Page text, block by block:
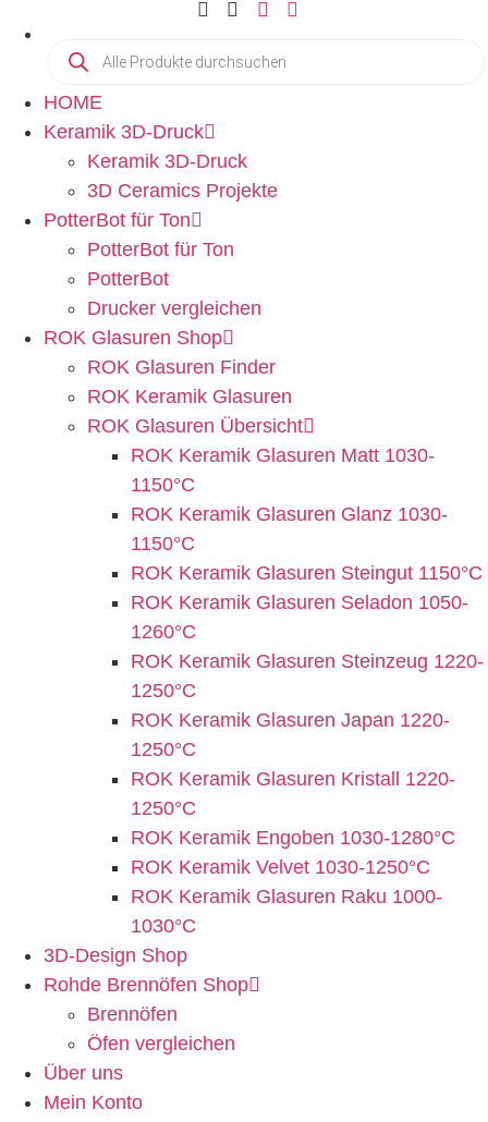
HOME
Keramik 3D-Druck
Keramik 3D-Druck
3D Ceramics Projekte
PotterBot für Ton
PotterBot für Ton
PotterBot
Drucker vergleichen
ROK Glasuren Shop
ROK Glasuren Finder
ROK Keramik Glasuren
ROK Glasuren Übersicht
ROK Keramik Glasuren Matt 1030-
1150°C
ROK Keramik Glasuren Glanz 1030-
1150°C
ROK Keramik Glasuren Steingut 1150°C
ROK Keramik Glasuren Seladon 1050-
1260°C
ROK Keramik Glasuren Steinzeug 1220-
1250°C
ROK Keramik Glasuren Japan 1220-
1250°C
ROK Keramik Glasuren Kristall 1220-
1250°C
ROK Keramik Engoben 1030-1280°C
ROK Keramik Velvet 1030-1250°C
ROK Keramik Glasuren Raku 1000-
1030°C
3D-Design Shop
Rohde Brennöfen Shop
Brennöfen
Öfen vergleichen
Über uns
Mein Konto